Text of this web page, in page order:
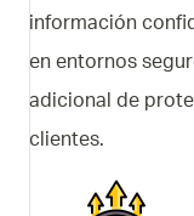
información
en entornos
adicional de
clientes.